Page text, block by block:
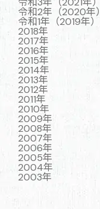
令和2年（2020年）
令和1年（2019年）
2018年
2017年
2016年
2015年
2014年
2013年
2012年
2011年
2010年
2009年
2008年
2007年
2006年
2005年
2004年
2003年